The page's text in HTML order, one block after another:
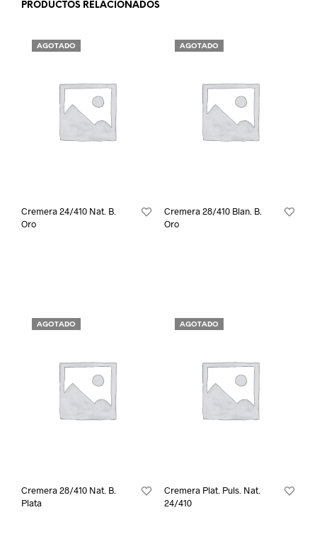
PRODUCTOS RELACIONADOS
AGOTADO
Cremera 24/410 Nat. B.
Oro
AGOTADO
Cremera 28/410 Blan. B.
Oro
AGOTADO
Cremera 28/410 Nat. B.
Plata
AGOTADO
Cremera Plat. Puls. Nat.
24/410